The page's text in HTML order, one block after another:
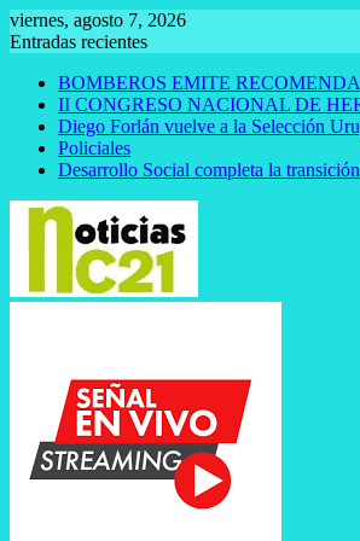
Saltar
al
viernes, agosto 7, 2026
Entradas recientes
BOMBEROS EMITE
II CONGRESO NACIONAL DE
Diego Forlán vuelve a la Selección
Policiales
Desarrollo Social completa la